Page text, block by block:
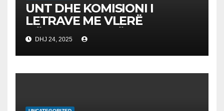
UNT DHE KOMISIONI I
LETRAVE ME VLERË
NËNSHKRUAJNË
MEMORANDUM
BASHKËPUNIMI PËR
AVANCIMIN E EDUKIMIT
DHJ 24, 2025